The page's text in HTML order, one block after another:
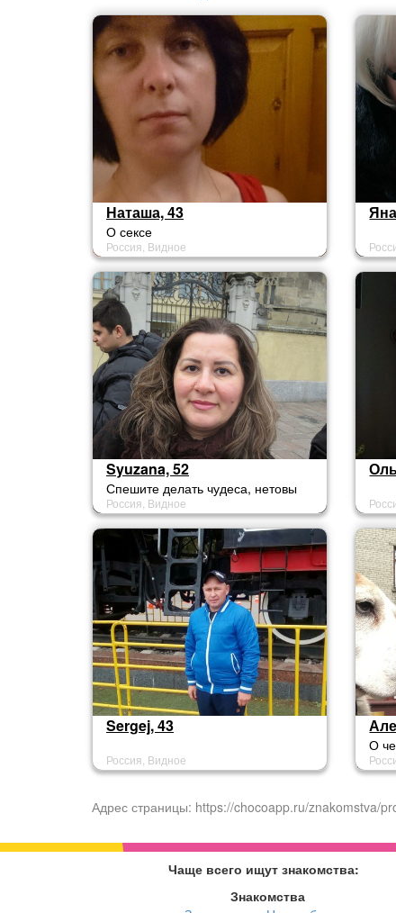
Наташа, 43
О сексе
Россия, Видное
Syuzana, 52
Спешите делать чудеса, нетовы
опоздаете.....
Россия, Видное
Sergej, 43
Россия, Видное
О
о
Адрес страницы: https://chocoapp.ru/znakomstva/
Чаще всего ищут знакомства:
Знакомства